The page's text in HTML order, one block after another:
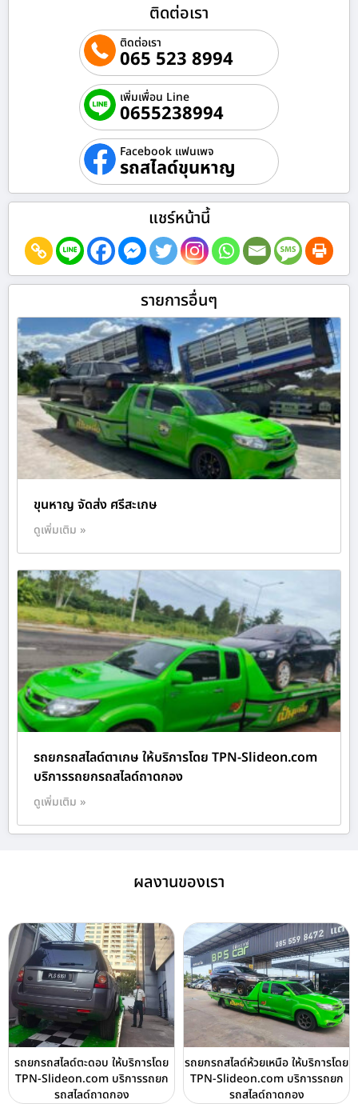
ติดต่อเรา
ติดต่อเรา
065 523 8994
เพิ่มเพื่อน Line
0655238994
Facebook แฟนเพจ
รถสไลด์ขุนหาญ
แชร์หน้านี้
รายการอื่นๆ
ขุนหาญ จัดส่ง ศรีสะเกษ
ดูเพิ่มเติม »
รถยกรถสไลด์ตาเกษ ให้บริการโดย TPN-Slideon.com
บริการรถยกรถสไลด์ถาดกอง
ดูเพิ่มเติม »
ผลงานของเรา
รถยกรถสไลด์ตะดอบ ให้บริการโดย
TPN-Slideon.com บริการรถยก
รถสไลด์ถาดกอง
รถยกรถสไลด์ห้วยเหนือ ให้บริการโดย
TPN-Slideon.com บริการรถยก
รถสไลด์ถาดกอง